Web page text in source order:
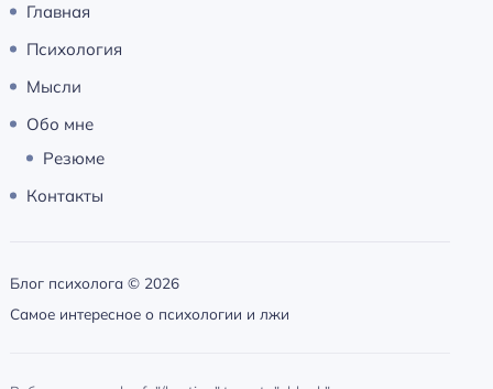
Главная
Психология
Мысли
Обо мне
Резюме
Контакты
Блог психолога © 2026
Самое интересное о психологии и лжи